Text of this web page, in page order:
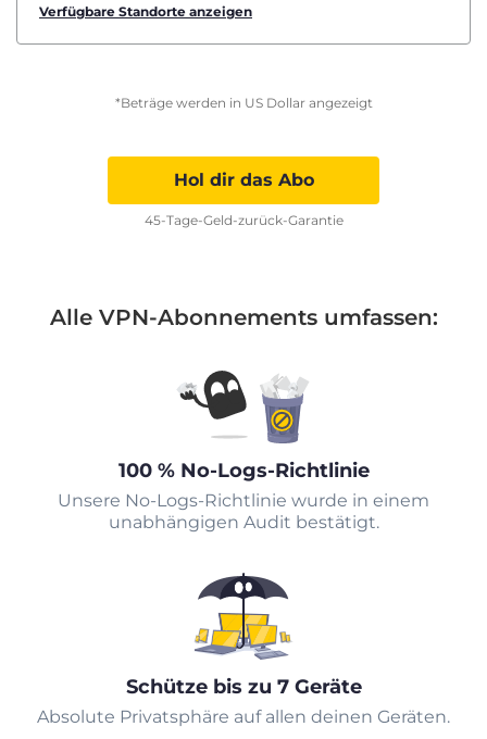
Verfügbare Standorte anzeigen
*Beträge werden in US Dollar angezeigt
Hol dir das Abo
45-Tage-Geld-zurück-Garantie
Alle VPN-Abonnements umfassen:
100 % No-Logs-Richtlinie
Unsere No-Logs-Richtlinie wurde in einem
unabhängigen Audit bestätigt.
Schütze bis zu 7 Geräte
Absolute Privatsphäre auf allen deinen Geräten.